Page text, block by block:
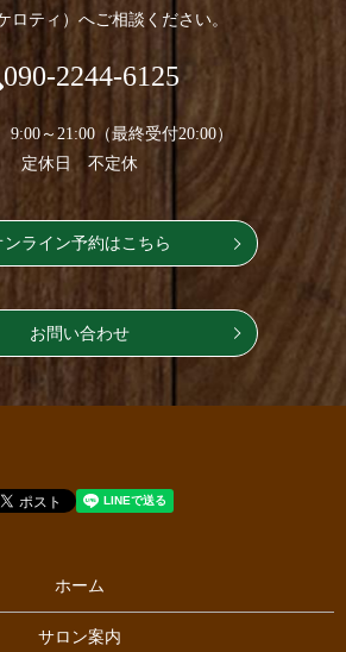
ロティ）へご相談ください。
090-2244-6125
～21:00（最終受付20:00）
定休日 不定休
ンライン予約はこちら
お問い合わせ
ホーム
サロン案内